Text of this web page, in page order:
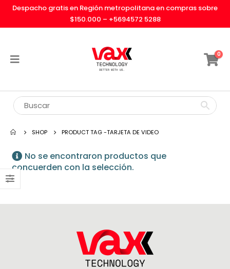
Despacho gratis en Región metropolitana en compras sobre
$150.000 – +5694572 5288
0
SHOP PRODUCT TAG -TARJETA DE VIDEO
No se encontraron productos que
concuerden con la selección.